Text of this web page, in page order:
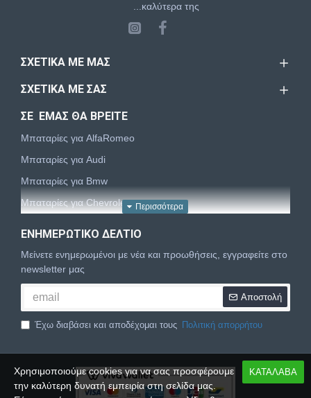
...καλύτερα της
ΣΧΕΤΙΚΆ ΜΕ ΜΑΣ
ΣΧΕΤΙΚΆ ΜΕ ΣΑΣ
ΣΕ ΕΜΑΣ ΘΑ ΒΡΕΙΤΕ
Μπαταρίες για AlfaRomeo
Μπαταρίες για Audi
Μπαταρίες για Bmw
Μπαταρίες για Chevrolet
Μπαταρίες για Dacia
Μπαταρίες για Daewoo
Μπαταρίες για Daihatsu
Μπαταρίες για Dodge
Μπαταρίες για Fiat
Μπαταρίες για Ford
ΕΝΗΜΕΡΩΤΙΚΌ ΔΕΛΤΊΟ
Μείνετε ενημερωμένοι με νέα και προωθήσεις, εγγραφείτε στο
newsletter μας
Αποστολή
Έχω διαβάσει και αποδέχομαι τους Πολιτική απορρήτου
ΚΑΤΑΛΑΒΑ
Χρησιμοποιούμε cookies για να σας προσφέρουμε
την καλύτερη δυνατή εμπειρία στη σελίδα μας.